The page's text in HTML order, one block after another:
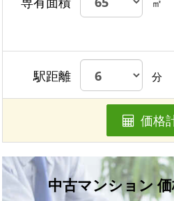
駅距離 分
価格
中古マンション